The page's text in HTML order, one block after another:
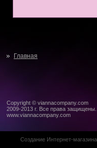
Главная
Copyright © viannacompany.com
2009-2013 г. Все права защищены.
www.viannacompany.com
Создание Интернет-